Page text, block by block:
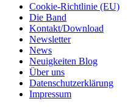
Cookie-Richtlinie (EU)
Die Band
Kontakt/Download
Newsletter
News
Neuigkeiten Blog
Über uns
Datenschutzerklärung
Impressum